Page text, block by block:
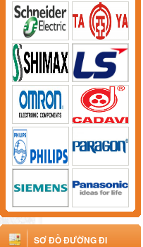
SƠ ĐỒ ĐƯỜNG ĐI